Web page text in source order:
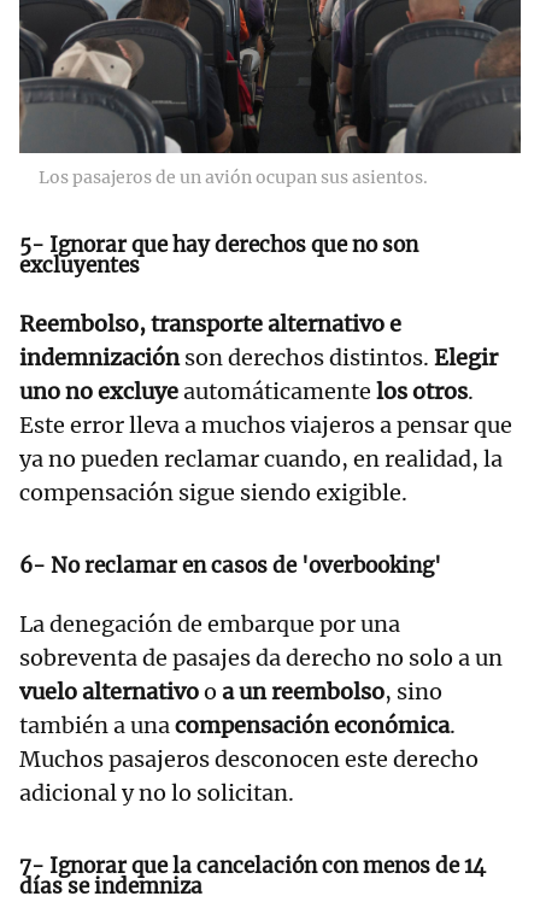
Los pasajeros de un avión ocupan sus asientos.
5- Ignorar que hay derechos que no son
excluyentes
Reembolso, transporte alternativo e
indemnizaciónson derechos distintos. Elegir
uno no excluyeautomáticamente los otros.
Este error lleva a muchos viajeros a pensar que
ya no pueden reclamar cuando, en realidad, la
compensación sigue siendo exigible.
6- No reclamar en casos de 'overbooking'
La denegación de embarque por una
sobreventa de pasajes da derecho no solo a un
vuelo alternativoo a un reembolso, sino
también a unacompensación económica.
Muchos pasajeros desconocen este derecho
adicional y no lo solicitan.
7- Ignorar que la cancelación con menos de 14
días se indemniza